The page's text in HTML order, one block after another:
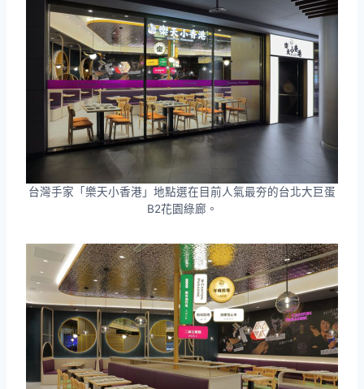
台灣手家「樂天小香港」地點選在目前人氣最夯的台北大巨蛋
B2花園綠廊。